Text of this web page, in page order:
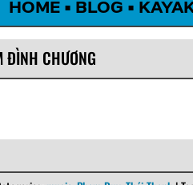
HOME • BLOG •
ĐÌNH CHƯƠNG